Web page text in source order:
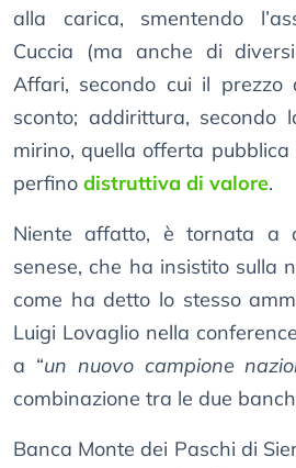
alla carica, smentendo
Cuccia (ma anche di
Affari, secondo cui il prezzo
sconto; addirittura, secondo
mirino, quella offerta
perfino distruttiva di valore.
Niente affatto, è tornata a
senese, che ha insistito sulla
come ha detto lo stesso
Luigi Lovaglio nella
a “un nuovo campione
combinazione tra le due
Banca Monte dei Paschi di